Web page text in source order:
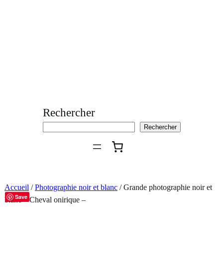
Rechercher
Rechercher
Save
Accueil /Photographie noir et blanc/ Grande photographie noir et
blanc – Cheval onirique –